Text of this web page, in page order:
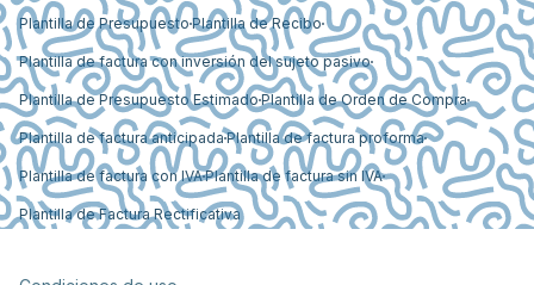
Plantilla de Presupuesto Plantilla de Recibo
Plantilla de factura con inversión del sujeto pasivo
Plantilla de Presupuesto Estimado Plantilla de Orden de Compra
Plantilla de factura anticipadaPlantilla de factura proforma
Plantilla de factura con IVAPlantilla de factura sin IVA
Plantilla de Factura Rectificativa